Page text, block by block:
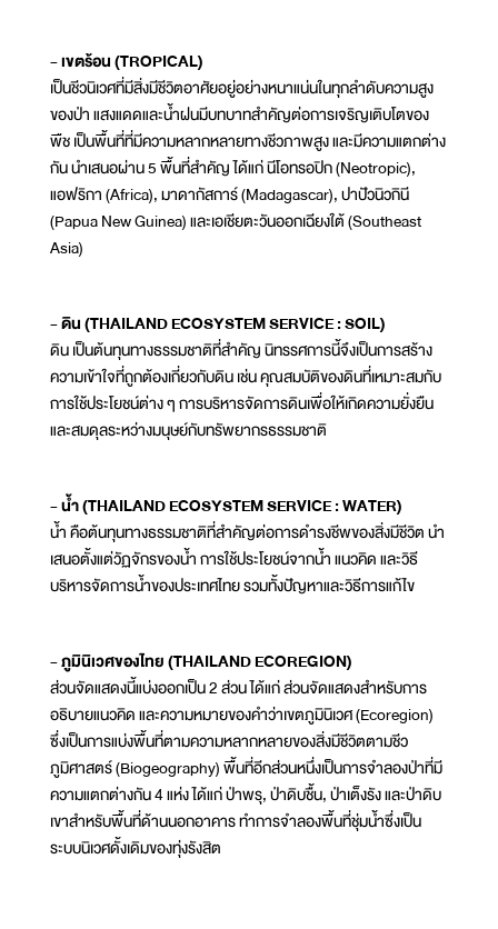
- เขตร้อน (TROPICAL)
เป็นชีวนิเวศที่มีสิ่งมีชีวิตอาศัยอยู่อย่างหนาแน่นในทุกลำดับความสูง
ของป่า แสงแดดและน้ำฝนมีบทบาทสำคัญต่อการเจริญเติบโตของ
พืช เป็นพื้นที่ที่มีความหลากหลายทางชีวภาพสูง และมีความแตกต่าง
กัน นำเสนอผ่าน 5 พื้นที่สำคัญ ได้แก่ นีโอทรอปิก (Neotropic),
แอฟริกา (Africa), มาดากัสการ์ (Madagascar), ปาปัวนิวกินี
(Papua New Guinea) และเอเชียตะวันออกเฉียงใต้ (Southeast
Asia)
- ดิน (THAILAND ECOSYSTEM SERVICE : SOIL)
ดิน เป็นต้นทุนทางธรรมชาติที่สำคัญ นิทรรศการนี้จึงเป็นการสร้าง
ความเข้าใจที่ถูกต้องเกี่ยวกับดิน เช่น คุณสมบัติของดินที่เหมาะสมกับ
การใช้ประโยชน์ต่าง ๆ การบริหารจัดการดินเพื่อให้เกิดความยั่งยืน
และสมดุลระหว่างมนุษย์กับทรัพยากรธรรมชาติ
- น้ำ (THAILAND ECOSYSTEM SERVICE : WATER)
น้ำ คือต้นทุนทางธรรมชาติที่สำคัญต่อการดำรงชีพของสิ่งมีชีวิต นำ
เสนอตั้งแต่วัฏจักรของน้ำ การใช้ประโยชน์จากน้ำ แนวคิด และวิธี
บริหารจัดการน้ำของประเทศไทย รวมทั้งปัญหาและวิธีการแก้ไข
- ภูมินิเวศของไทย (THAILAND ECOREGION)
ส่วนจัดแสดงนี้แบ่งออกเป็น 2 ส่วน ได้แก่ ส่วนจัดแสดงสำหรับการ
อธิบายแนวคิด และความหมายของคำว่าเขตภูมินิเวศ (Ecoregion)
ซึ่งเป็นการแบ่งพื้นที่ตามความหลากหลายของสิ่งมีชีวิตตามชีว
ภูมิศาสตร์ (Biogeography) พื้นที่อีกส่วนหนึ่งเป็นการจำลองป่าที่มี
ความแตกต่างกัน 4 แห่ง ได้แก่ ป่าพรุ, ป่าดิบชื้น, ป่าเต็งรัง และป่าดิบ
เขาสำหรับพื้นที่ด้านนอกอาคาร ทำการจำลองพื้นที่ชุ่มน้ำซึ่งเป็น
ระบบนิเวศดั้งเดิมของทุ่งรังสิต